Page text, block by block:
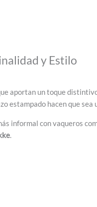
y Estilo
aportan un toque
estampado hacen que
informal con vaqueros
.